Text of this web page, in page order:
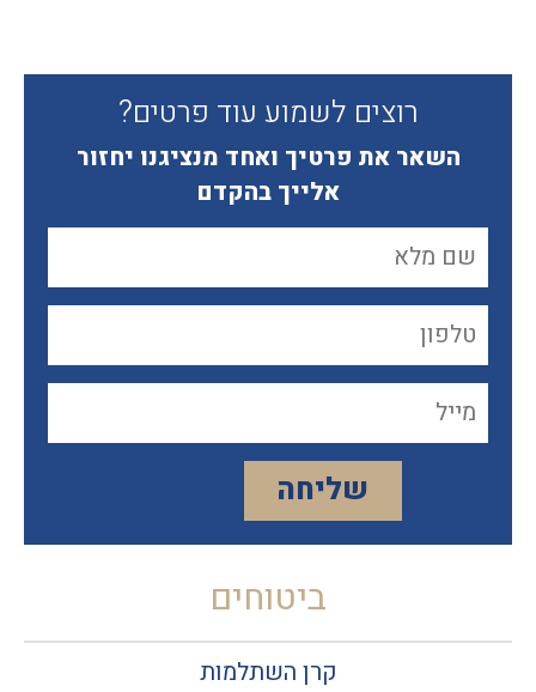
רוצים לשמוע עוד פרטים?
השאר את פרטיך ואחד מנציגנו יחזור
אלייך בהקדם
ביטוחים
קרן השתלמות